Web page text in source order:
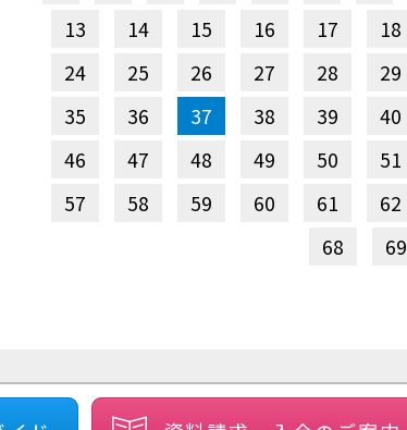
13
14 15 16 17 18
24
25 26 27 28 29
35
36 37 38 39 40
46
47 48 49 50 51
57
58 59 60 61 62
68
69